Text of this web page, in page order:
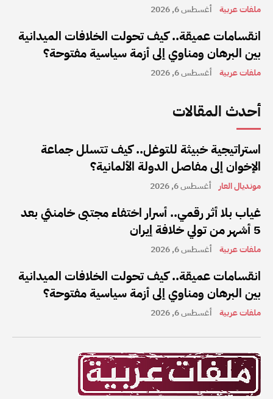
ملفات عربية أغسطس 6, 2026
انقسامات عميقة.. كيف تحولت الخلافات الميدانية
بين البرهان ومناوي إلى أزمة سياسية مفتوحة؟
ملفات عربية أغسطس 6, 2026
أحدث المقالات
استراتيجية خبيثة للتوغل.. كيف تتسلل جماعة
الإخوان إلى مفاصل الدولة الألمانية؟
مونديال العار أغسطس 6, 2026
غياب بلا أثر رقمي.. أسرار اختفاء مجتبى خامنئي بعد
5 أشهر من تولي خلافة إيران
ملفات عربية أغسطس 6, 2026
انقسامات عميقة.. كيف تحولت الخلافات الميدانية
بين البرهان ومناوي إلى أزمة سياسية مفتوحة؟
ملفات عربية أغسطس 6, 2026